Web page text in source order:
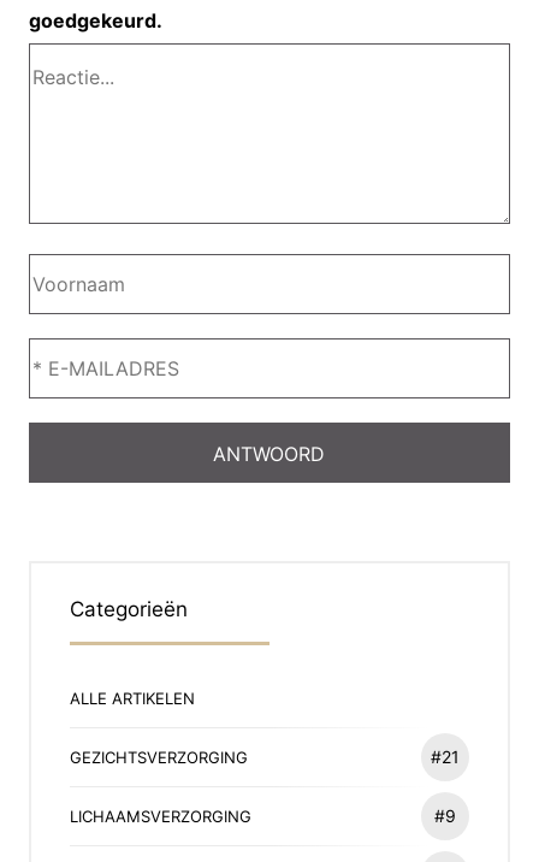
goedgekeurd.
Categorieën
ALLE ARTIKELEN
GEZICHTSVERZORGING #21
LICHAAMSVERZORGING #9